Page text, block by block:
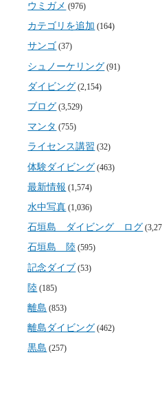
ウミガメ (976)
カテゴリを追加 (164)
サンゴ (37)
シュノーケリング (91)
ダイビング (2,154)
ブログ (3,529)
マンタ (755)
ライセンス講習 (32)
体験ダイビング (463)
最新情報 (1,574)
水中写真 (1,036)
石垣島 ダイビング ログ
石垣島 陸 (595)
記念ダイブ (53)
陸 (185)
離島 (853)
離島ダイビング (462)
黒島 (257)